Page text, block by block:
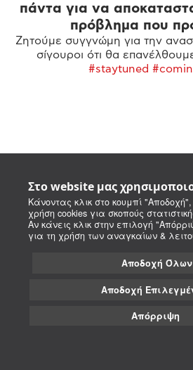
Στο website μας
Κάνοντας κλικ στο κουμπί
χρήση cookies για σκοπούς
Αν κάνεις κλικ στην επιλογή
για τη χρήση των αναγκαίων &
Αποδοχή Όλων
Αποδοχή
Απόρριψη
πάντα για να
πρόβλημα που
Ζητούμε συγγνώμη για την
σίγουροι ότι θα
#staytuned